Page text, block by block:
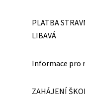
PLATBA
LIBAVÁ
Informace pro
ZAHÁJENÍ